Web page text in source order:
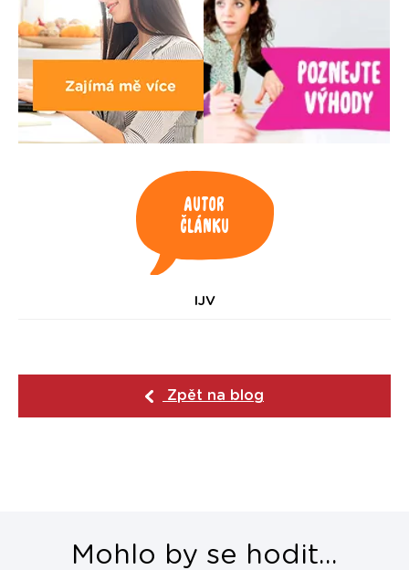
Autor
článku
IJV
Zpět na blog
Mohlo by se hodit...